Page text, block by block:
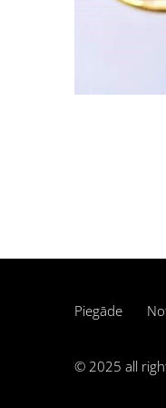
Piegāde
© 2025 all